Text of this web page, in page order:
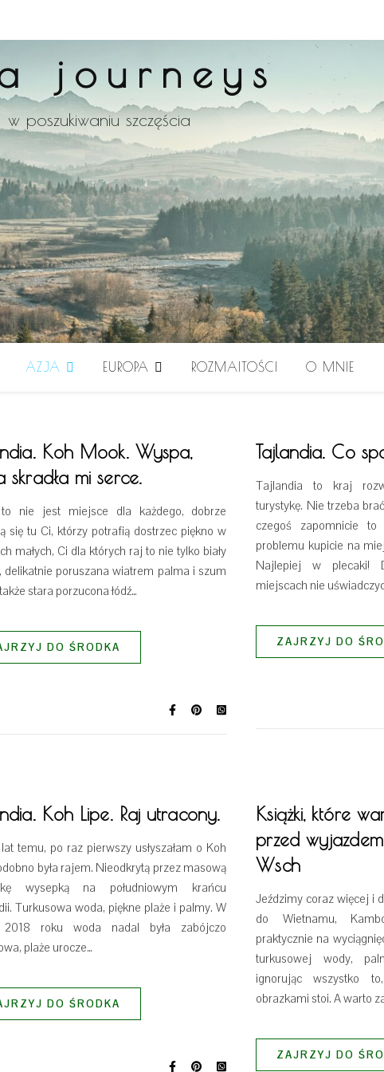
journeys
w poszukiwaniu szczęścia
AZJA EUROPA ROZMAITOŚCI O MNIE
Koh Mook. Wyspa,
skradła mi serce.
nie jest miejsce dla każdego, dobrze
się tu Ci, którzy potrafią dostrzec piękno w
małych, Ci dla których raj to nie tylko biały
delikatnie poruszana wiatrem palma i szum
stara porzucona łódź…
DO ŚRODKA
Tajlandia. Co
Tajlandia to kraj
turystykę. Nie trzeba
czegoś zapomnicie to
problemu kupicie na
Najlepiej w plecaki!
miejscach nie
ZAJRZYJ DO
Koh Lipe. Raj utracony.
temu, po raz pierwszy usłyszałam o Koh
była rajem. Nieodkrytą przez masową
wysepką na południowym krańcu
Turkusowa woda, piękne plaże i palmy. W
2018 roku woda nadal była zabójczo
plaże urocze…
DO ŚRODKA
Książki, które
przed
Wsch
Jeździmy coraz więcej i
do Wietnamu,
praktycznie na
turkusowej wody,
ignorując wszystko
obrazkami stoi. A warto
ZAJRZYJ DO